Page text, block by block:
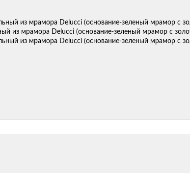
из мрамора Delucci (основание-зеленый мрамор с